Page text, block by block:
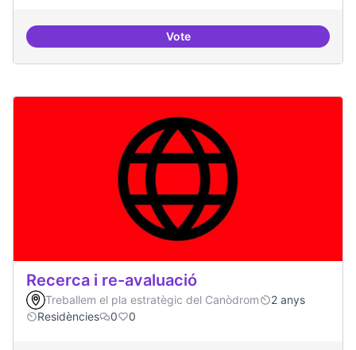
VoteRefugi en cas d'un tall a internet
Recerca i re-avaluació
Treballem el pla estratègic del Canòdrom
2 anys
Residències
0 0